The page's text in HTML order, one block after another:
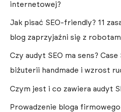
internetowej?
Jak pisać SEO-friendly? 11
blog zaprzyjaźni się z
Czy audyt SEO ma sens?
biżuterii handmade i wzrost
Czym jest i co zawiera audyt
Prowadzenie bloga